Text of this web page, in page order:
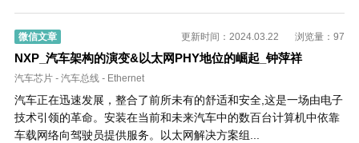
微信文章 浏览量：97
更新时间：2024.03.22
NXP_汽车架构的演变&以太网PHY地位的崛起_钟萍祥
汽车芯片 - 汽车总线 - Ethernet
汽车正在迅速发展，整合了前所未有的舒适和安全,这是一场由电子
技术引领的革命。安装在当前和未来汽车中的数百台计算机中依靠
车载网络向驾驶员提供服务。以太网解决方案组...